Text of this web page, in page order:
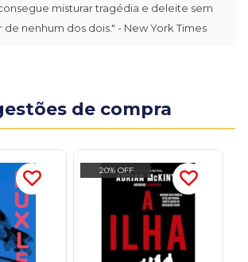
misturar tragédia e deleite sem
de nenhum dos dois." - New York Times
de compra
20% OFF